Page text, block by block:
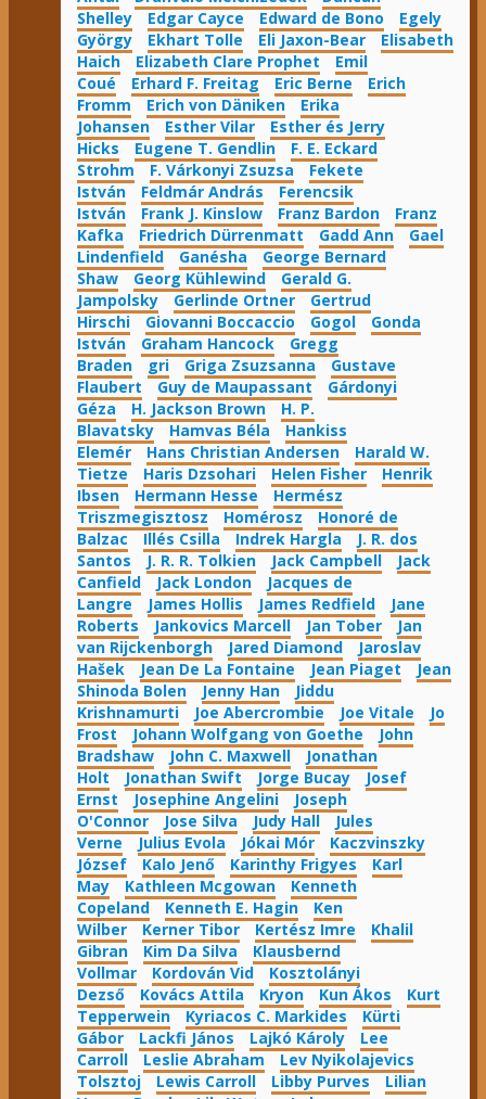
Shelley
Edgar Cayce Edward de Bono
Egely
György
Ekhart Tolle Eli Jaxon-Bear
Elisabeth
Haich
Elizabeth Clare Prophet
Emil
Coué
Erhard F. Freitag Eric Berne
Erich
Fromm
Erich von Däniken
Erika
Johansen
Esther Vilar
Esther és Jerry
Hicks
Eugene T. Gendlin
F. E. Eckard
Strohm
F. Várkonyi Zsuzsa
Fekete
István
Feldmár András
Ferencsik
István
Frank J. Kinslow Franz Bardon
Franz
Kafka
Friedrich Dürrenmatt Gadd Ann
Gael
Lindenfield
Ganésha
George Bernard
Shaw
Georg Kühlewind
Gerald G.
Jampolsky
Gerlinde Ortner
Gertrud
Hirschi
Giovanni Boccaccio Gogol
Gonda
István
Graham Hancock
Gregg
Braden
gri Griga Zsuzsanna
Gustave
Flaubert
Guy de Maupassant
Gárdonyi
Géza
H. Jackson Brown
H. P.
Blavatsky
Hamvas Béla
Hankiss
Elemér
Hans Christian Andersen
Harald W.
Tietze
Haris Dzsohari Helen Fisher
Henrik
Ibsen
Hermann Hesse
Hermész
Triszmegisztosz
Homérosz
Honoré de
Balzac
Illés Csilla Indrek Hargla
J. R. dos
Santos
J. R. R. Tolkien Jack Campbell
Jack
Canfield
Jack London
Jacques de
Langre
James Hollis James Redfield
Jane
Roberts
Jankovics Marcell Jan Tober
Jan
van Rijckenborgh
Jared Diamond
Jaroslav
Hašek
Jean De La Fontaine Jean Piaget
Jean
Shinoda Bolen
Jenny Han
Jiddu
Krishnamurti
Joe Abercrombie Joe Vitale
Jo
Frost
Johann Wolfgang von Goethe
John
Bradshaw
John C. Maxwell
Jonathan
Holt
Jonathan Swift Jorge Bucay
Josef
Ernst
Josephine Angelini
Joseph
O'Connor
Jose Silva Judy Hall
Jules
Verne
Julius Evola Jókai Mór
Kaczvinszky
József
Kalo Jenő Karinthy Frigyes
Karl
May
Kathleen Mcgowan
Kenneth
Copeland
Kenneth E. Hagin
Ken
Wilber
Kerner Tibor Kertész Imre
Khalil
Gibran
Kim Da Silva
Klausbernd
Vollmar
Kordován Vid
Kosztolányi
Dezső
Kovács Attila Kryon Kun Ákos
Kurt
Tepperwein
Kyriacos C. Markides
Kürti
Gábor
Lackfi János Lajkó Károly
Lee
Carroll
Leslie Abraham
Lev Nyikolajevics
Tolsztoj
Lewis Carroll Libby Purves
Lilian